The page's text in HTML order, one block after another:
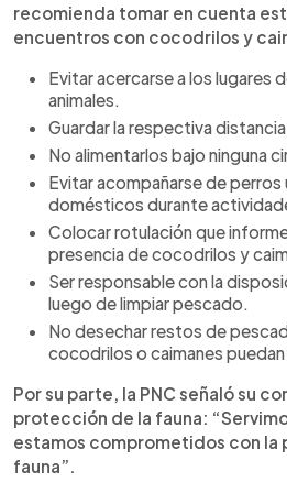
recomienda tomar en cuenta
encuentros con cocodrilos y
Evitar acercarse a los lugares
animales.
Guardar la respectiva
No alimentarlos bajo ninguna
Evitar acompañarse de perros
domésticos durante
Colocar rotulación que
presencia de cocodrilos y
Ser responsable con la
luego de limpiar pescado.
No desechar restos de
cocodrilos o caimanes
Por su parte, la PNC señaló su
protección de la fauna:
estamos comprometidos con la
fauna”.